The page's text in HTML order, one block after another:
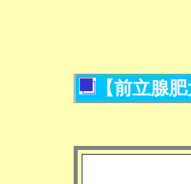
【前立腺